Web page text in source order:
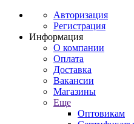
Авторизация
Регистрация
Информация
О компании
Оплата
Доставка
Вакансии
Магазины
Еще
Оптовикам